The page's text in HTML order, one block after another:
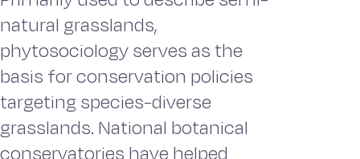
natural grasslands,
phytosociology serves as the
basis for conservation policies
targeting species-diverse
grasslands. National botanical